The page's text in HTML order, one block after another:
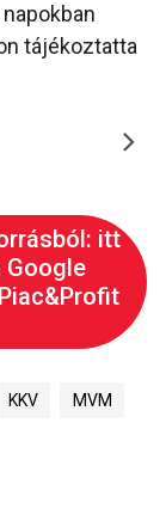
tájékoztatta
itt
Google
KKV MVM